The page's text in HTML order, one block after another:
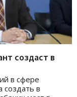
создаст в
в сфере
создать в